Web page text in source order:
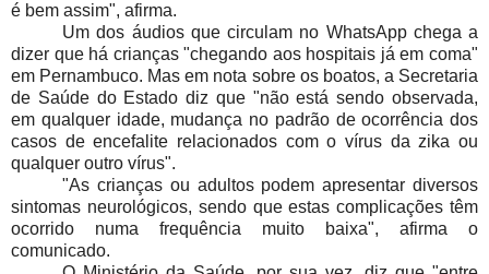
é bem assim", afirma.
Um dos áudios que circulam no WhatsApp chega a
dizer que há crianças "chegando aos hospitais já em coma"
em Pernambuco. Mas em nota sobre os boatos, a Secretaria
de Saúde do Estado diz que "não está sendo observada,
em qualquer idade, mudança no padrão de ocorrência dos
casos de encefalite relacionados com o vírus da zika ou
qualquer outro vírus".
"As crianças ou adultos podem apresentar diversos
sintomas neurológicos, sendo que estas complicações têm
ocorrido numa frequência muito baixa", afirma o
comunicado.